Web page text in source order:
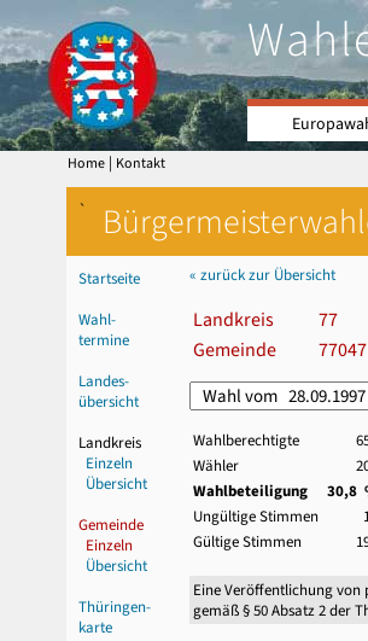
Home | Kontakt
`
Startseite
Wahl-
termine
Landes-
übersicht
Landkreis
Einzeln
Übersicht
Gemeinde
Einzeln
Übersicht
Thüringen-
karte
« zurück zur Übersicht
Landkreis 77
Gemeinde
77047
Wahlberechtigte
Wähler
Wahlbeteiligung
30,8
Ungültige Stimmen
Gültige Stimmen
Eine Veröffentlichung von
gemäß § 50 Absatz 2 der